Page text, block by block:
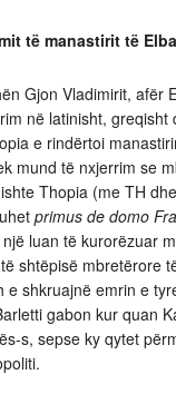
të manastirit të
Gjon Vladimirit, afër
në latinisht, greqisht
e rindërtoi
mund të nxjerrim se
Thopia (me TH
primus de domo
luan të kurorëzuar
shtëpisë mbretërore
e shkruajnë emrin e
gabon kur quan
s, sepse ky qytet